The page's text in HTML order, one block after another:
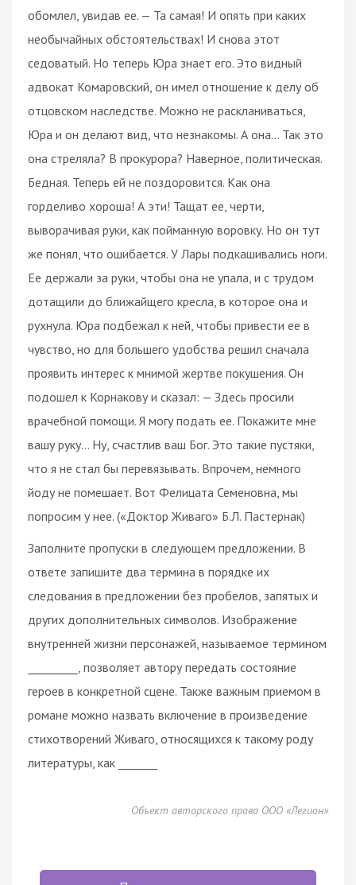
обомлел, увидав ее. — Та самая! И опять при каких
необычайных обстоятельствах! И снова этот
седоватый. Но теперь Юра знает его. Это видный
адвокат Комаровский, он имел отношение к делу об
отцовском наследстве. Можно не раскланиваться,
Юра и он делают вид, что незнакомы. А она... Так это
она стреляла? В прокурора? Наверное, политическая.
Бедная. Теперь ей не поздоровится. Как она
горделиво хороша! А эти! Тащат ее, черти,
выворачивая руки, как пойманную воровку. Но он тут
же понял, что ошибается. У Лары подкашивались ноги.
Ее держали за руки, чтобы она не упала, и с трудом
дотащили до ближайщего кресла, в которое она и
рухнула. Юра подбежал к ней, чтобы привести ее в
чувство, но для большего удобства решил сначала
проявить интерес к мнимой жертве покушения. Он
подошел к Корнакову и сказал: — Здесь просили
врачебной помощи. Я могу подать ее. Покажите мне
вашу руку... Ну, счастлив ваш Бог. Это такие пустяки,
что я не стал бы перевязывать. Впрочем, немного
йоду не помешает. Вот Фелицата Семеновна, мы
попросим у нее. («Доктор Живаго» Б.Л. Пастернак)
Заполните пропуски в следующем предложении. В
ответе запишите два термина в порядке их
следования в предложении без пробелов, запятых и
других дополнительных символов. Изображение
внутренней жизни персонажей, называемое термином
_________, позволяет автору передать состояние
героев в конкретной сцене. Также важным приемом в
романе можно назвать включение в произведение
стихотворений Живаго, относящихся к такому роду
литературы, как _______
Объект авторского права ООО «Легион»